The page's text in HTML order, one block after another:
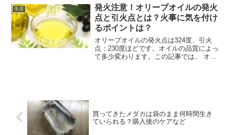
かの方法を使えば5分以上の動画も投稿・
送...
生活
発火注意！オリーブオイルの発火
点と引火点とは？火事に気を付け
るポイントは？
オリーブオイルの発火点は324度、引火
点：230度ほどです。オイルの品質によっ
て多少変わります。この記事では、 オリ
買ってきたメダカは袋のまま何時間生き
ていられる？購入後のケアなど